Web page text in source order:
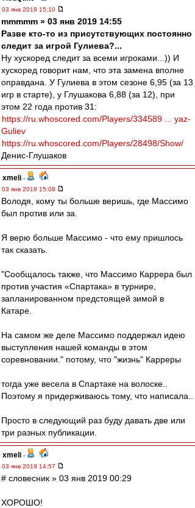
03 янв 2019 15:10
mmmmm » 03 янв 2019 14:55
Разве кто-то из присутствующих постоянно
следит за игрой Гулиева?...
Ну хускоред следит за всеми игроками...)) И
хускоред говорит нам, что эта замена вполне
оправдана. У Гулиева в этом сезоне 6,95 (за 13
игр в старте), у Глушакова 6,88 (за 12), при
этом 22 года против 31:
https://ru.whoscored.com/Players/334589 ... yaz-
Guliev
https://ru.whoscored.com/Players/28498/Show/
Денис-Глушаков
xmeli -
03 янв 2019 15:08
Володя, кому ты больше веришь, где Массимо
был против или за.
Я верю больше Массимо - что ему пришлось
так сказать.
"Сообщалось также, что Массимо Каррера был
против участия «Спартака» в турнире,
запланированном предстоящей зимой в
Катаре.
На самом же деле Массимо поддержал идею
выступления нашей команды в этом
соревновании." потому, что "жизнь" Карреры
тогда уже весела в Спартаке на волоске..
Поэтому я придерживаюсь тому, что написала..
Просто в следующий раз буду давать две или
три разных публикации.
xmeli -
03 янв 2019 14:57
# словесник » 03 янв 2019 00:29
ХОРОШО!